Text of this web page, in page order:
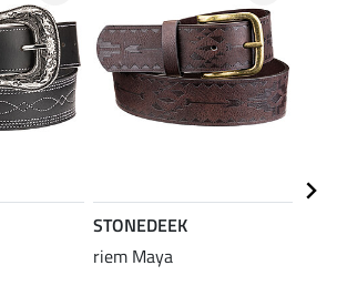
STONEDEEK
riem Maya